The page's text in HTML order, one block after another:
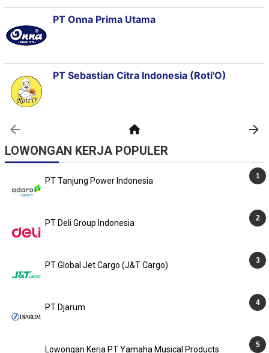
LOWONGAN KERJA POPULER
PT Tanjung Power Indonesia
PT Deli Group Indonesia
PT Global Jet Cargo (J&T Cargo)
PT Djarum
Lowongan Kerja PT Yamaha Musical Products